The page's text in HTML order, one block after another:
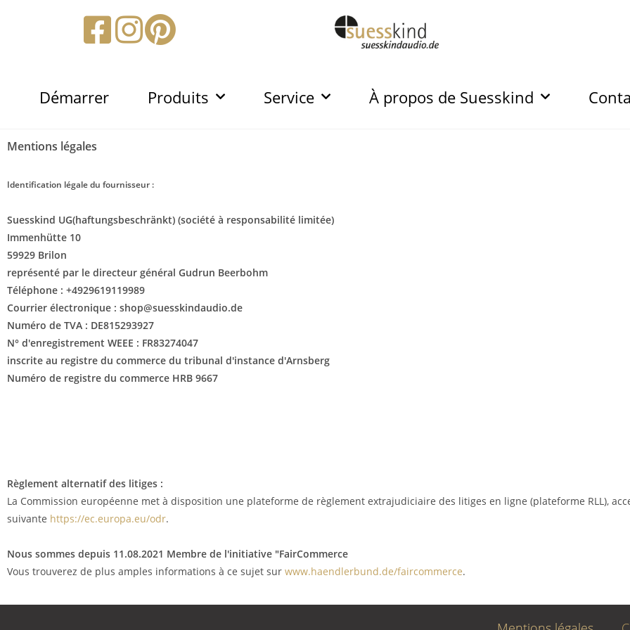
Démarrer Produits Service À propos de Suesskind
Mentions légales
Identification légale du fournisseur :
Suesskind UG(haftungsbeschränkt) (société à responsabilité limitée)
Immenhütte 10
59929 Brilon
représenté par le directeur général Gudrun Beerbohm
Téléphone : +4929619119989
Courrier électronique : shop@suesskindaudio.de
Numéro de TVA : DE815293927
N° d'enregistrement WEEE : FR83274047
inscrite au registre du commerce du tribunal d'instance d'Arnsberg
Numéro de registre du commerce HRB 9667
Règlement alternatif des litiges :
La Commission européenne met à disposition une plateforme de règlement extrajudiciaire des litiges en ligne (plateforme RLL),
suivante https://ec.europa.eu/odr.
Nous sommes depuis 11.08.2021 Membre de l'initiative "FairCommerce
Vous trouverez de plus amples informations à ce sujet sur www.haendlerbund.de/faircommerce.